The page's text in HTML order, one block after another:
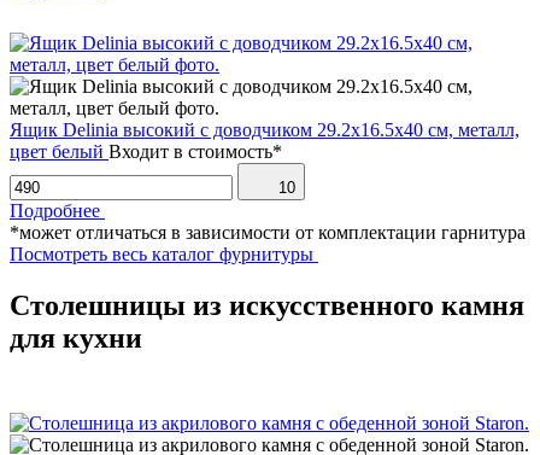
Ящик Delinia высокий с доводчиком 29.2х16.5х40 см, металл,
цвет белый Входит в стоимость*
10
Подробнее
*может отличаться в зависимости от комплектации гарнитура
Посмотреть весь каталог фурнитуры
Столешницы из искусственного камня
для кухни